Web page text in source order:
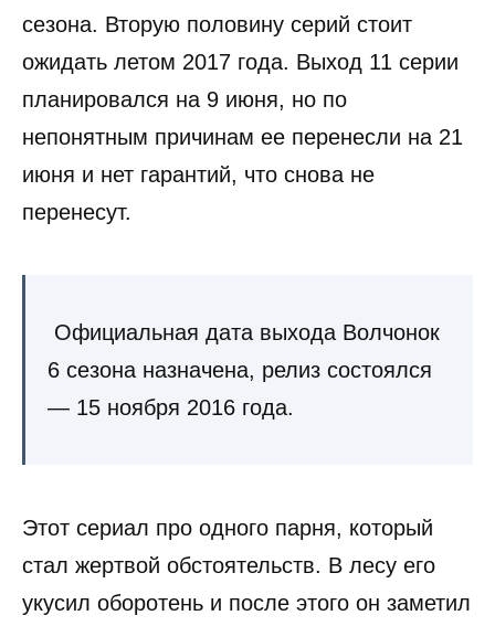
сезона. Вторую половину серий стоит
ожидать летом 2017 года. Выход 11 серии
планировался на 9 июня, но по
непонятным причинам ее перенесли на 21
июня и нет гарантий, что снова не
перенесут.
Официальная дата выхода Волчонок
6 сезона назначена, релиз состоялся
— 15 ноября 2016 года.
Этот сериал про одного парня, который
стал жертвой обстоятельств. В лесу его
укусил оборотень и после этого он заметил